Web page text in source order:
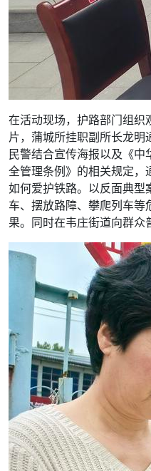
在活动现场，护路部门组
片，蒲城所挂职副所长龙明
民警结合宣传海报以及《
全管理条例》的相关规定
如何爱护铁路。以反面典型
车、摆放路障、攀爬列车
果。同时在韦庄街道向群众